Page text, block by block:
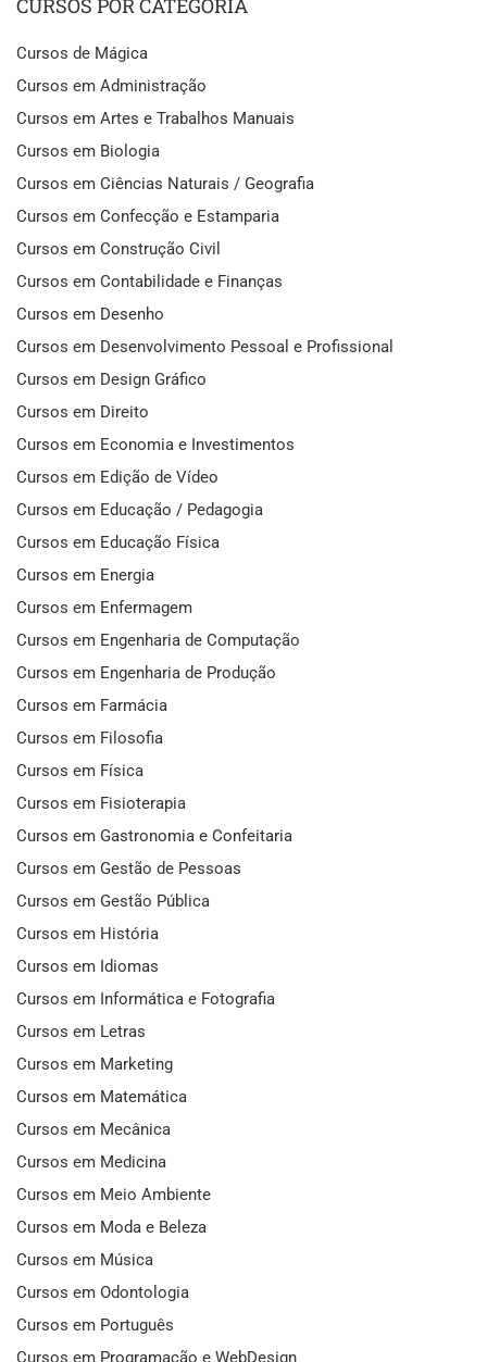
CURSOS POR CATEGORIA
Cursos de Mágica
Cursos em Administração
Cursos em Artes e Trabalhos Manuais
Cursos em Biologia
Cursos em Ciências Naturais / Geografia
Cursos em Confecção e Estamparia
Cursos em Construção Civil
Cursos em Contabilidade e Finanças
Cursos em Desenho
Cursos em Desenvolvimento Pessoal e Profissional
Cursos em Design Gráfico
Cursos em Direito
Cursos em Economia e Investimentos
Cursos em Edição de Vídeo
Cursos em Educação / Pedagogia
Cursos em Educação Física
Cursos em Energia
Cursos em Enfermagem
Cursos em Engenharia de Computação
Cursos em Engenharia de Produção
Cursos em Farmácia
Cursos em Filosofia
Cursos em Física
Cursos em Fisioterapia
Cursos em Gastronomia e Confeitaria
Cursos em Gestão de Pessoas
Cursos em Gestão Pública
Cursos em História
Cursos em Idiomas
Cursos em Informática e Fotografia
Cursos em Letras
Cursos em Marketing
Cursos em Matemática
Cursos em Mecânica
Cursos em Medicina
Cursos em Meio Ambiente
Cursos em Moda e Beleza
Cursos em Música
Cursos em Odontologia
Cursos em Português
Cursos em Programação e WebDesign